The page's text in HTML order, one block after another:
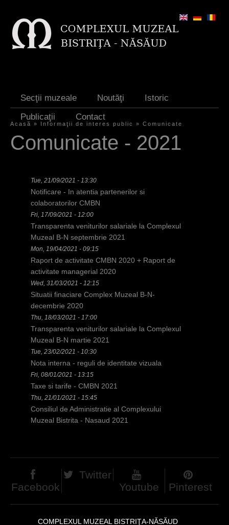
Secţii muzeale Noutăţi
Istoric
Publicaţii
Contact
Y
Acasă » Informaţii de interes public » Comunicate
Comunicate - 2021
Tue, 21/09/2021 - 13:30
Notificare - In atentia partenerilor si
colaboratorilor CMBN
Fri, 17/09/2021 - 12:00
Transparenta veniturilor salariale la Complexul
Muzeal B-N septembrie 2021
Mon, 19/04/2021 - 09:15
Raport de activitate CMBN 2020 + Raport de
activitate managerial 2020
Wed, 31/03/2021 - 12:15
Situatii finaciare Complex Muzeal B-N-
decembrie 2020
Thu, 18/03/2021 - 17:00
Transparenta veniturilor salariale la Complexul
Muzeal B-N martie 2021
Tue, 23/02/2021 - 10:30
Nota interna - reguli de identitate vizuala
Fri, 08/01/2021 - 13:15
Taxe si tarife - CMBN 2021
Thu, 21/01/2021 - 15:45
Consiliul de Administratie al Complexului
Muzeal Bistrita - Nasaud 2021
Facebook
Twitter
Youtube
Pinterest
COMPLEXUL MUZEAL BISTRIŢA-NĂSĂUD